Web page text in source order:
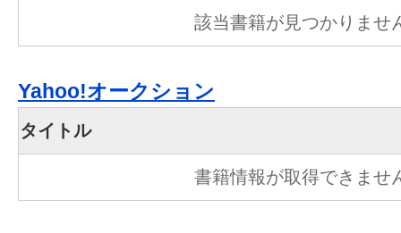
該当書籍が見つかりませ
Yahoo!オークション
タイトル
書籍情報が取得できませ